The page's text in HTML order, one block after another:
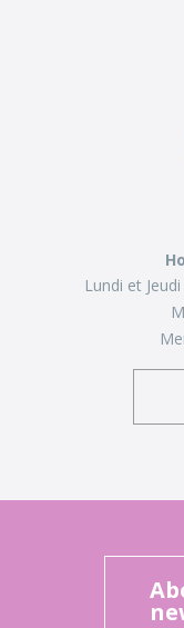
Lundi et Jeudi